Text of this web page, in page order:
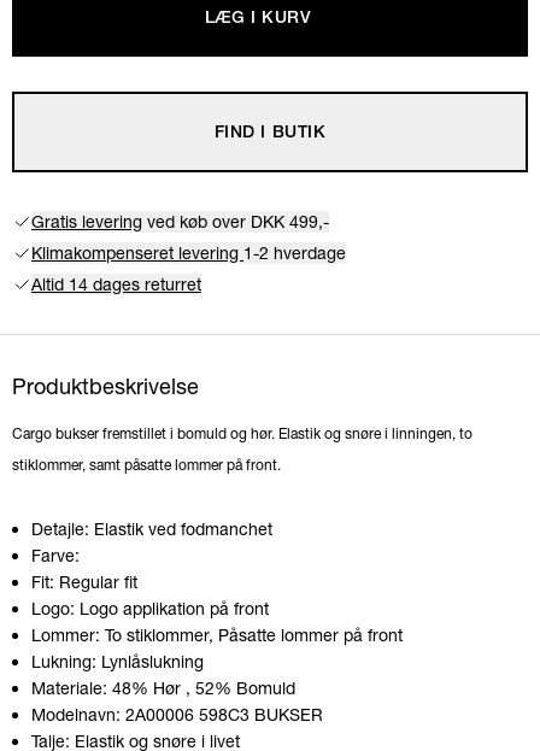
LÆG I KURV
FIND I BUTIK
Gratis levering ved køb over DKK 499,-
Klimakompenseret levering 1-2 hverdage
Altid 14 dages returret
Produktbeskrivelse
Cargo bukser fremstillet i bomuld og hør. Elastik og snøre i linningen, to
stiklommer, samt påsatte lommer på front.
Detajle: Elastik ved fodmanchet
Farve:
Fit: Regular fit
Logo: Logo applikation på front
Lommer: To stiklommer, Påsatte lommer på front
Lukning: Lynlåslukning
Materiale: 48% Hør , 52% Bomuld
Modelnavn: 2A00006 598C3 BUKSER
Talje: Elastik og snøre i livet